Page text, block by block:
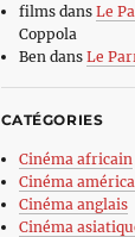
filmsdans Le
Coppola
Ben dans Le
CATÉGORIES
Cinéma africain
Cinéma
Cinéma anglais
Cinéma